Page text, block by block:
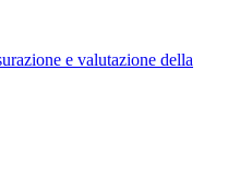
e valutazione della